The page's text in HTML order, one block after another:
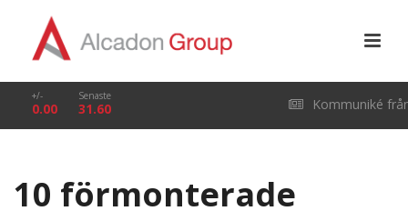
+/-
0.00
Senaste
31.60 Kommuniké
Group AB (publ) den
10 förmonterade